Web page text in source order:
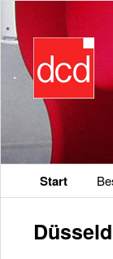
HauptmenüStart